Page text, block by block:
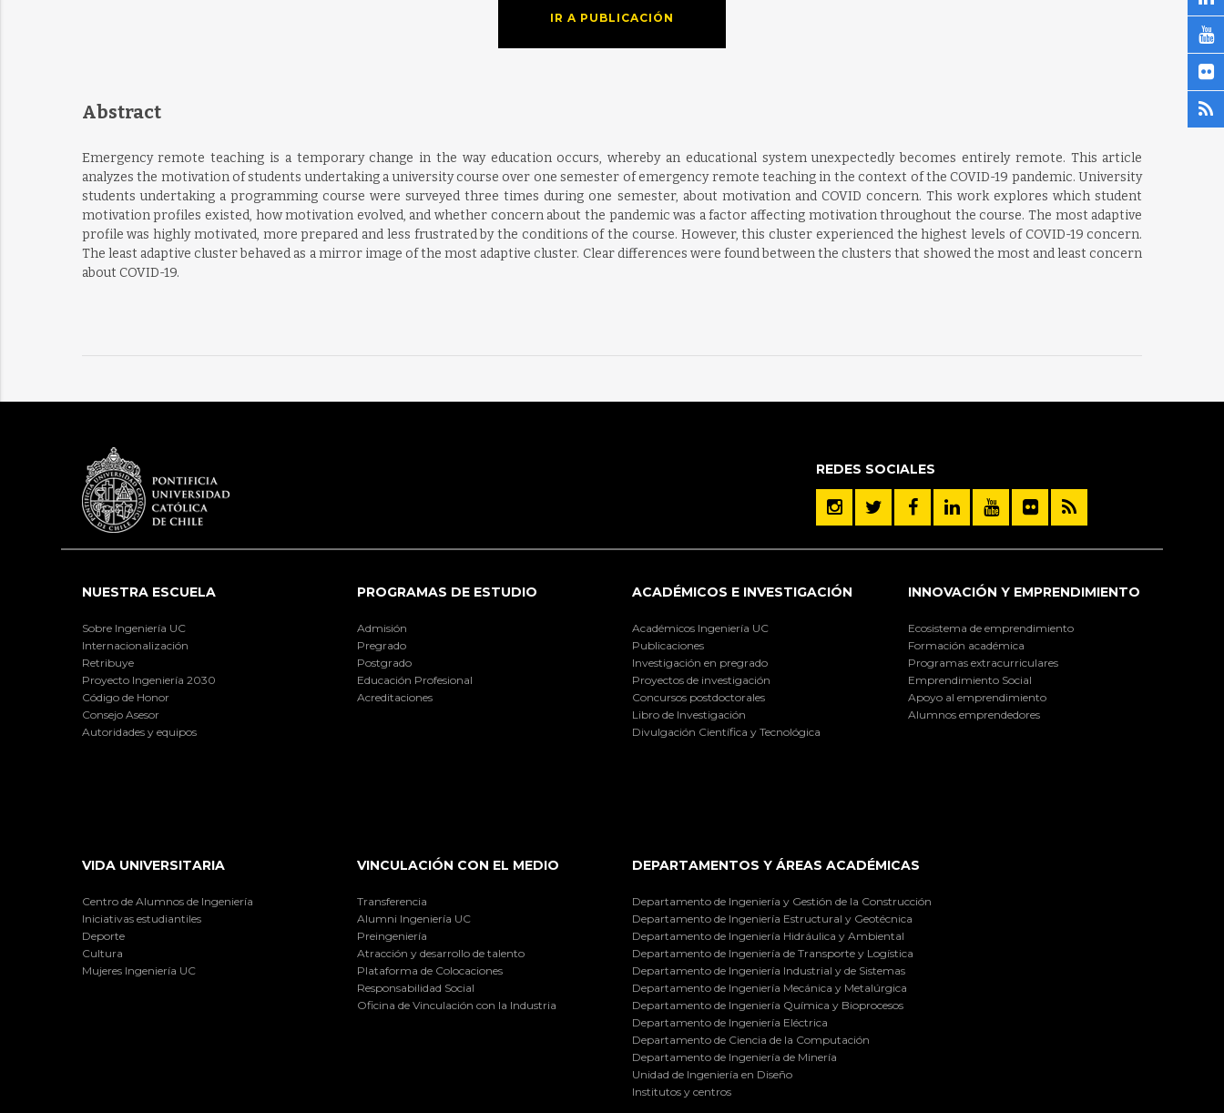
IR A PUBLICACIÓN
Abstract
Emergency remote teaching is a temporary change in the way education occurs, whereby an educational system unexpectedly becomes entirely remote. This article
analyzes the motivation of students undertaking a university course over one semester of emergency remote teaching in the context of the COVID-19 pandemic. University
students undertaking a programming course were surveyed three times during one semester, about motivation and COVID concern. This work explores which student
motivation profiles existed, how motivation evolved, and whether concern about the pandemic was a factor affecting motivation throughout the course. The most adaptive
profile was highly motivated, more prepared and less frustrated by the conditions of the course. However, this cluster experienced the highest levels of COVID-19 concern.
The least adaptive cluster behaved as a mirror image of the most adaptive cluster. Clear differences were found between the clusters that showed the most and least concern
about COVID-19.
REDES SOCIALES
NUESTRA ESCUELA
Sobre Ingeniería UC
Internacionalización
Retribuye
Proyecto Ingeniería 2030
Código de Honor
Consejo Asesor
Autoridades y equipos
PROGRAMAS DE ESTUDIO
Admisión
Pregrado
Postgrado
Educación Profesional
Acreditaciones
ACADÉMICOS E INVESTIGACIÓN
Académicos Ingeniería UC
Publicaciones
Investigación en pregrado
Proyectos de investigación
Concursos postdoctorales
Libro de Investigación
Divulgación Científica y Tecnológica
INNOVACIÓN Y EMPRENDIMIENTO
Ecosistema de emprendimiento
Formación académica
Programas extracurriculares
Emprendimiento Social
Apoyo al emprendimiento
Alumnos emprendedores
VIDA UNIVERSITARIA
Centro de Alumnos de Ingeniería
Iniciativas estudiantiles
Deporte
Cultura
Mujeres Ingeniería UC
VINCULACIÓN CON EL MEDIO
Transferencia
Alumni Ingeniería UC
Preingeniería
Atracción y desarrollo de talento
Plataforma de Colocaciones
Responsabilidad Social
Oficina de Vinculación con la Industria
DEPARTAMENTOS Y ÁREAS ACADÉMICAS
Departamento de Ingeniería y Gestión de la Construcción
Departamento de Ingeniería Estructural y Geotécnica
Departamento de Ingeniería Hidráulica y Ambiental
Departamento de Ingeniería de Transporte y Logística
Departamento de Ingeniería Industrial y de Sistemas
Departamento de Ingeniería Mecánica y Metalúrgica
Departamento de Ingeniería Química y Bioprocesos
Departamento de Ingeniería Eléctrica
Departamento de Ciencia de la Computación
Departamento de Ingeniería de Minería
Unidad de Ingeniería en Diseño
Institutos y centros